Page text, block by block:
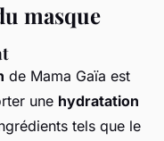
masque
de Mama Gaïa est
une hydratation
tels que le